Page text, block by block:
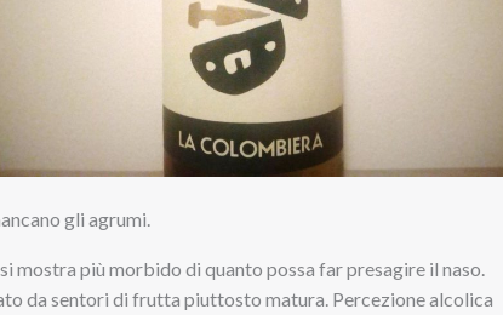
gli agrumi.
mostra più morbido di quanto possa far presagire il naso.
da sentori di frutta piuttosto matura. Percezione alcolica